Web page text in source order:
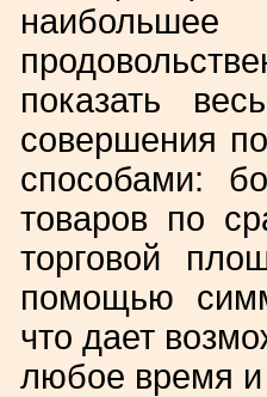
показать
совершения
способами:
товаров по
торговой
помощью
что дает
любое время